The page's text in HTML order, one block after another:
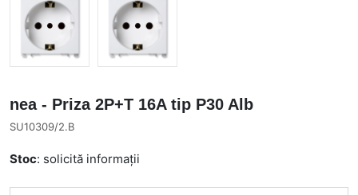
nea - Priza 2P+T 16A tip P30 Alb
SU10309/2.B
Stoc: solicită informații